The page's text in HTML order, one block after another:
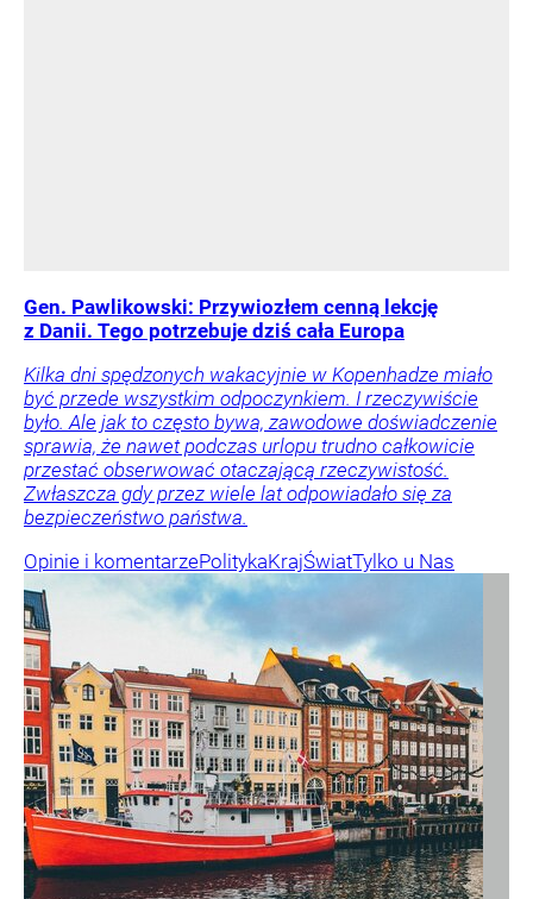
Gen. Pawlikowski: Przywiozłem cenną lekcję
z Danii. Tego potrzebuje dziś cała Europa
Kilka dni spędzonych wakacyjnie w Kopenhadze miało
być przede wszystkim odpoczynkiem. I rzeczywiście
było. Ale jak to często bywa, zawodowe doświadczenie
sprawia, że nawet podczas urlopu trudno całkowicie
przestać obserwować otaczającą rzeczywistość.
Zwłaszcza gdy przez wiele lat odpowiadało się za
bezpieczeństwo państwa.
Opinie i komentarzePolitykaKrajŚwiatTylko u Nas